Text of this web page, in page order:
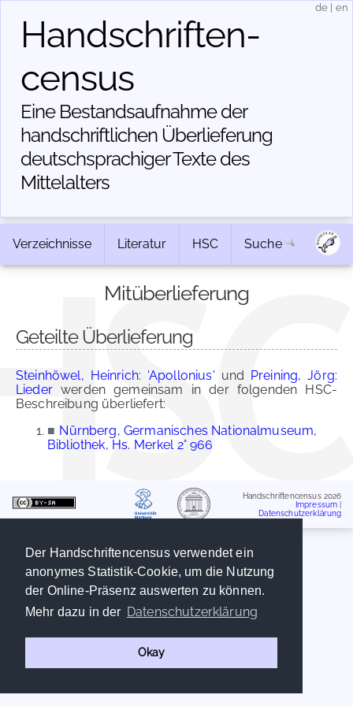
Der Handschriftencensus verwendet ein
anonymes Statistik-Cookie, um die Nutzung
der Online-Präsenz auswerten zu können.
Mehr dazu in der Datenschutzerklärung
Okay
Handschriften­
census
Eine Bestandsaufnahme der
handschriftlichen Über­lieferung
deutschsprachiger Texte des
Mittelalters
de en
Verzeichnisse Literatur HSC Suche
Mitüberlieferung
Geteilte Überlieferung
Steinhöwel, Heinrich: 'Apollonius' und Preining, Jörg:
Liederwerden gemeinsam in der folgenden HSC-
Beschreibung überliefert:
■ Nürnberg, Germanisches Nationalmuseum,
Bibliothek, Hs. Merkel 2° 966
Handschriftencensus 2026
Impressum
Datenschutzerklärung